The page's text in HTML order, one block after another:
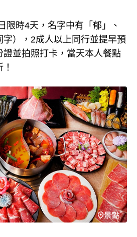
限時4天，名字中有「郁」、
字），2成人以上同行並提早預
證並拍照打卡，當天本人餐點